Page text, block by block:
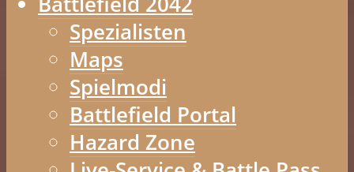
Spezialisten
Maps
Spielmodi
Battlefield Portal
Hazard Zone